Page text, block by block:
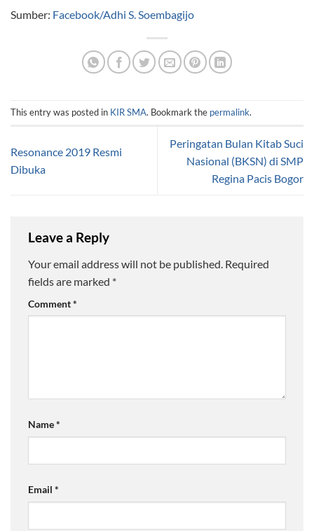
Sumber: Facebook/Adhi S. Soembagijo
This entry was posted in KIR SMA. Bookmark the permalink.
Resonance 2019 Resmi
Dibuka
Peringatan Bulan Kitab Suci
Nasional (BKSN) di SMP
Regina Pacis Bogor
Leave a Reply
Your email address will not be published. Required
fields are marked *
Comment*
Name*
Email *